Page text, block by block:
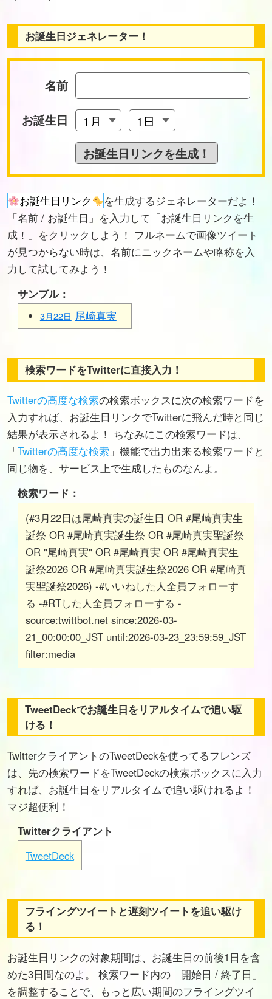
お誕生日ジェネレーター！
名前
お誕生日
お誕生日リンク
を生成するジェネレーターだよ！
「名前 / お誕生日」を入力して「お誕生日リンクを生
成！」をクリックしよう！ フルネームで画像ツイート
が見つからない時は、名前にニックネームや略称を入
力して試してみよう！
サンプル：
3月22日 尾崎真実
検索ワードをTwitterに直接入力！
Twitterの高度な検索の検索ボックスに次の検索ワードを
入力すれば、お誕生日リンクでTwitterに飛んだ時と同じ
結果が表示されるよ！ ちなみにこの検索ワードは、
「Twitterの高度な検索 」機能で出力出来る検索ワードと
同じ物を、サービス上で生成したものなんよ。
検索ワード：
(#3月22日は尾崎真実の誕生日 OR #尾崎真実生
誕祭 OR #尾崎真実誕生祭 OR #尾崎真実聖誕祭
OR "尾崎真実" OR #尾崎真実 OR #尾崎真実生
誕祭2026 OR #尾崎真実誕生祭2026 OR #尾崎真
実聖誕祭2026) -#いいねした人全員フォローす
る -#RTした人全員フォローする -
source:twittbot.net since:2026-03-
21_00:00:00_JST until:2026-03-23_23:59:59_JST
filter:media
TweetDeckでお誕生日をリアルタイムで追い駆
ける！
TwitterクライアントのTweetDeckを使ってるフレンズ
は、先の検索ワードをTweetDeckの検索ボックスに入力
すれば、お誕生日をリアルタイムで追い駆けれるよ！
マジ超便利！
Twitterクライアント
TweetDeck
フライングツイートと遅刻ツイートを追い駆け
る！
お誕生日リンクの対象期間は、お誕生日の前後1日を含
めた3日間なのよ。 検索ワード内の「開始日 / 終了日」
を調整することで、もっと広い期間のフライングツイ